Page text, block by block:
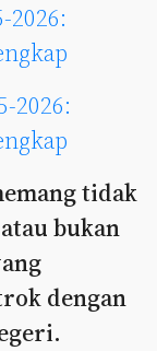
2026:
2026:
tidak
bukan
dengan